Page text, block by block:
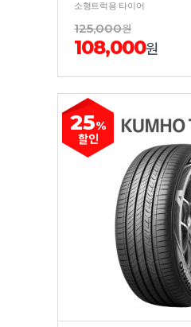
소형트럭용 타이어
125,000원
108,000원
25%
할인